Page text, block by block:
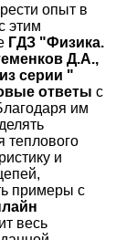
опыт в
этим
ГДЗ "Физика.
Д.А.,
серии "
ответы с
им
теплового
и
примеры с
весь